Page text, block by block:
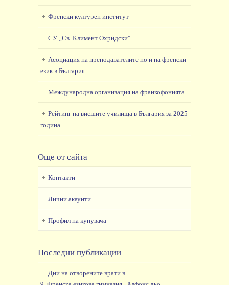
Френски културен институт
СУ „Св. Климент Охридски“
Асоциация на преподавателите по и на френски
език в България
Международна организация на франкофонията
Рейтинг на висшите училища в България за 2025
година
Още от сайта
Контакти
Лични акаунти
Профил на купувача
Последни публикации
Дни на отворените врати в